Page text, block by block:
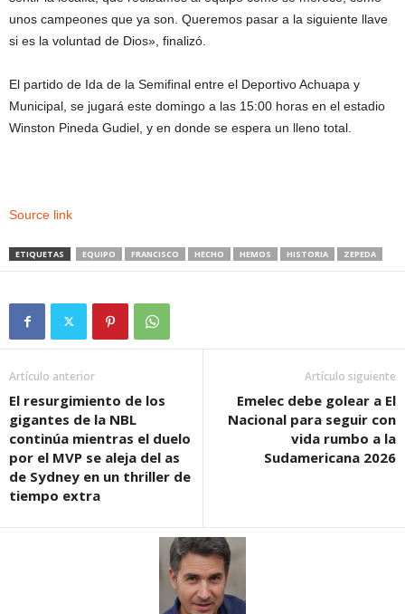
unos campeones que ya son. Queremos pasar a la siguiente llave
si es la voluntad de Dios», finalizó.
El partido de Ida de la Semifinal entre el Deportivo Achuapa y
Municipal, se jugará este domingo a las 15:00 horas en el estadio
Winston Pineda Gudiel, y en donde se espera un lleno total.
Source link
ETIQUETAS EQUIPO FRANCISCO HECHO HEMOS HISTORIA ZEPEDA
Artículo anterior
El resurgimiento de los
gigantes de la NBL
continúa mientras el duelo
por el MVP se aleja del as
de Sydney en un thriller de
tiempo extra
Artículo siguiente
Emelec debe golear a El
Nacional para seguir con
vida rumbo a la
Sudamericana 2026